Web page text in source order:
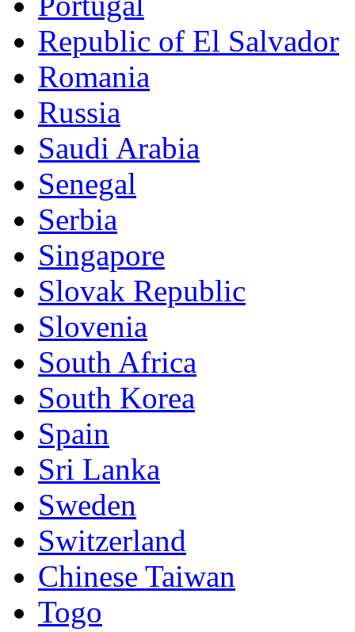
Republic of El Salvador
Romania
Russia
Saudi Arabia
Senegal
Serbia
Singapore
Slovak Republic
Slovenia
South Africa
South Korea
Spain
Sri Lanka
Sweden
Switzerland
Chinese Taiwan
Togo